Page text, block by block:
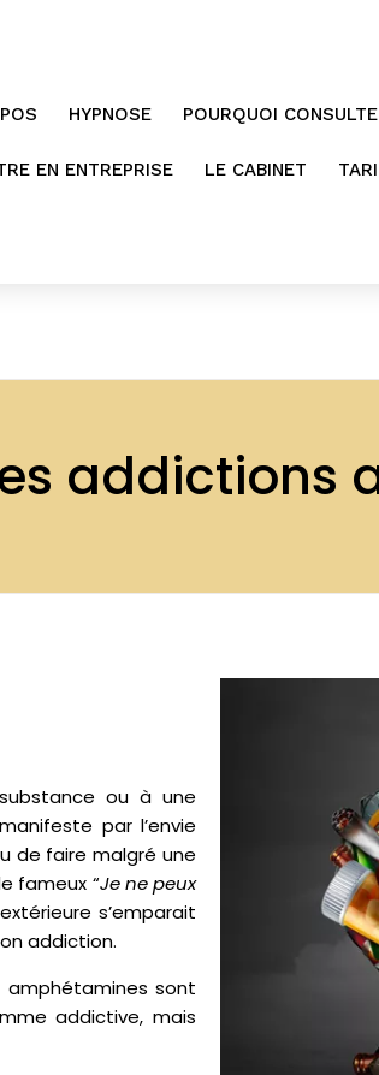
HYPNOSE POURQUOI
EN ENTREPRISE LE CABINET
addictions
ou à une
par l’envie
de faire malgré une
fameux “Je ne peux
s’emparait
addiction.
amphétamines sont
addictive, mais